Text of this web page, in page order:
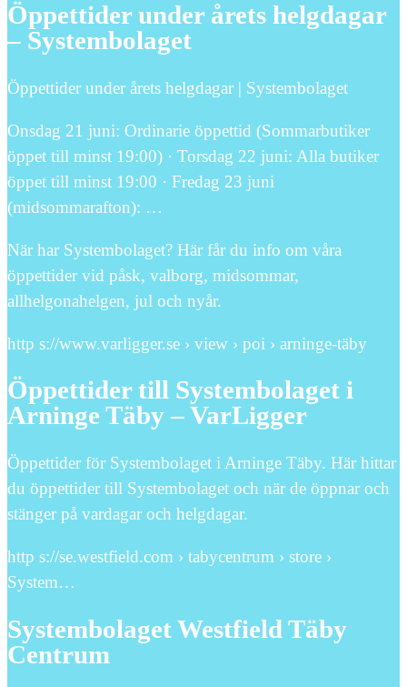
Öppettider under årets helgdagar
– Systembolaget
Öppettider under årets helgdagar | Systembolaget
Onsdag 21 juni: Ordinarie öppettid (Sommarbutiker
öppet till minst 19:00) · Torsdag 22 juni: Alla butiker
öppet till minst 19:00 · Fredag 23 juni
(midsommarafton): …
När har Systembolaget? Här får du info om våra
öppettider vid påsk, valborg, midsommar,
allhelgonahelgen, jul och nyår.
http s://www.varligger.se › view › poi › arninge-täby
Öppettider till Systembolaget i
Arninge Täby – VarLigger
Öppettider för Systembolaget i Arninge Täby. Här hittar
du öppettider till Systembolaget och när de öppnar och
stänger på vardagar och helgdagar.
http s://se.westfield.com › tabycentrum › store ›
System…
Systembolaget Westfield Täby
Centrum